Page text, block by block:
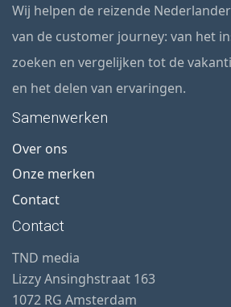
Wij helpen de reizende
van de customer journey: van het
zoeken en vergelijken tot de
en het delen van ervaringen.
Samenwerken
Over ons
Onze merken
Contact
Contact
TND media
Lizzy Ansinghstraat 163
1072 RG Amsterdam